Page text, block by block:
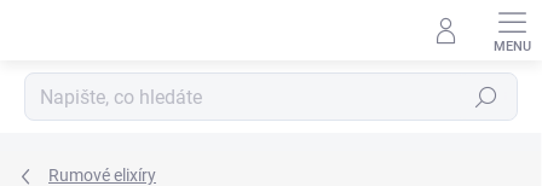
Hledat
Rumové elixíry